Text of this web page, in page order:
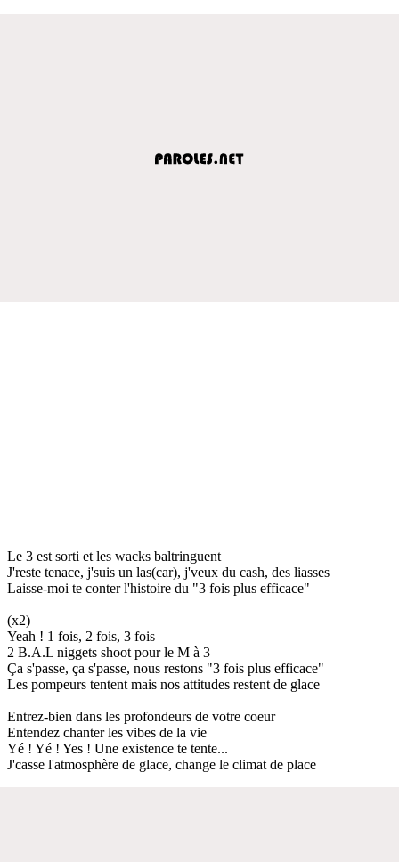
Le 3 est sorti et les wacks baltringuent
J'reste tenace, j'suis un las(car), j'veux du cash, des liasses
Laisse-moi te conter l'histoire du "3 fois plus efficace"
(x2)
Yeah ! 1 fois, 2 fois, 3 fois
2 B.A.L niggets shoot pour le M à 3
Ça s'passe, ça s'passe, nous restons "3 fois plus efficace"
Les pompeurs tentent mais nos attitudes restent de glace
Entrez-bien dans les profondeurs de votre coeur
Entendez chanter les vibes de la vie
Yé ! Yé ! Yes ! Une existence te tente...
J'casse l'atmosphère de glace, change le climat de place